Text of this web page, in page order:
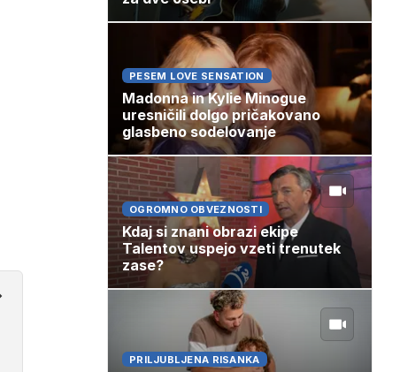
PESEM LOVE SENSATION
Madonna in Kylie Minogue
uresničili dolgo pričakovano
glasbeno sodelovanje
OGROMNO OBVEZNOSTI
Kdaj si znani obrazi ekipe
Talentov uspejo vzeti trenutek
zase?
PRILJUBLJENA RISANKA